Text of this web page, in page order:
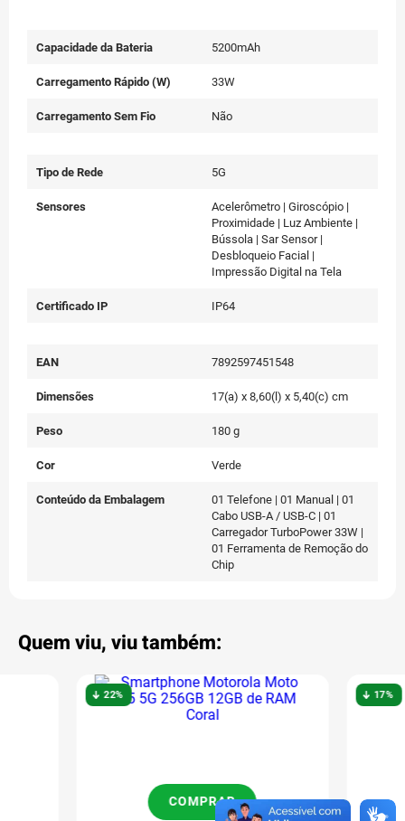
Capacidade da Bateria 5200mAh
Carregamento Rápido (W) 33W
Carregamento Sem Fio Não
Tipo de Rede 5G
Sensores
Acelerômetro | Giroscópio |
Proximidade | Luz Ambiente |
Bússola | Sar Sensor |
Desbloqueio Facial |
Impressão Digital na Tela
Certificado IP IP64
EAN 7892597451548
Dimensões 17(a) x 8,60(l) x 5,40(c) cm
Peso 180 g
Cor Verde
Conteúdo da Embalagem
01 Telefone | 01 Manual | 01
Cabo USB-A / USB-C | 01
Carregador TurboPower 33W |
01 Ferramenta de Remoção do
Chip
Quem viu, viu também:
22%
COMPRAR
17%